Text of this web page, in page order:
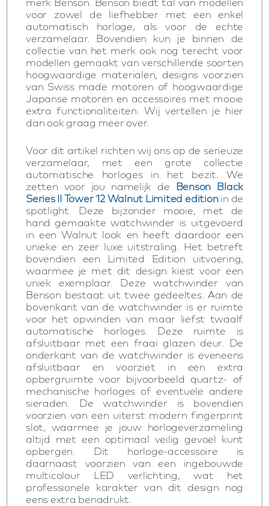
voor zowel de liefhebber met een enkel
automatisch horloge, als voor de echte
verzamelaar. Bovendien kun je binnen de
collectie van het merk ook nog terecht voor
modellen gemaakt van verschillende soorten
hoogwaardige materialen, designs voorzien
van Swiss made motoren of hoogwaardige
Japanse motoren en accessoires met mooie
extra functionaliteiten. Wij vertellen je hier
dan ook graag meer over.
Voor dit artikel richten wij ons op de serieuze
verzamelaar, met een grote collectie
automatische horloges in het bezit. We
zetten voor jou namelijk de Benson Black
Series II Tower 12 Walnut Limited editionin de
spotlight. Deze bijzonder mooie, met de
hand gemaakte watchwinder is uitgevoerd
in een Walnut look en heeft daardoor een
unieke en zeer luxe uitstraling. Het betreft
bovendien een Limited Edition uitvoering,
waarmee je met dit design kiest voor een
uniek exemplaar. Deze watchwinder van
Benson bestaat uit twee gedeeltes. Aan de
bovenkant van de watchwinder is er ruimte
voor het opwinden van maar liefst twaalf
automatische horloges. Deze ruimte is
afsluitbaar met een fraai glazen deur. De
onderkant van de watchwinder is eveneens
afsluitbaar en voorziet in een extra
opbergruimte voor bijvoorbeeld quartz- of
mechanische horloges of eventuele andere
sieraden. De watchwinder is bovendien
voorzien van een uiterst modern fingerprint
slot, waarmee je jouw horlogeverzameling
altijd met een optimaal veilig gevoel kunt
opbergen. Dit horloge-accessoire is
daarnaast voorzien van een ingebouwde
multicolour LED verlichting, wat het
professionele karakter van dit design nog
eens extra benadrukt.